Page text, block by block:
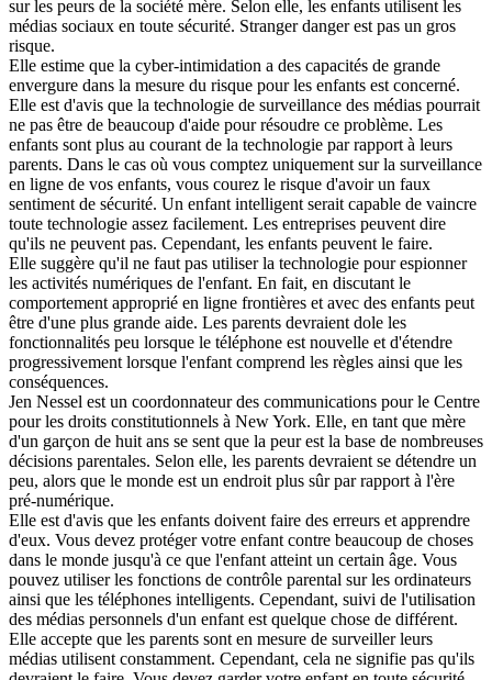
sur les peurs de la société mère. Selon elle, les enfants utilisent les
médias sociaux en toute sécurité. Stranger danger est pas un gros
risque.
Elle estime que la cyber-intimidation a des capacités de grande
envergure dans la mesure du risque pour les enfants est concerné.
Elle est d'avis que la technologie de surveillance des médias pourrait
ne pas être de beaucoup d'aide pour résoudre ce problème. Les
enfants sont plus au courant de la technologie par rapport à leurs
parents. Dans le cas où vous comptez uniquement sur la surveillance
en ligne de vos enfants, vous courez le risque d'avoir un faux
sentiment de sécurité. Un enfant intelligent serait capable de vaincre
toute technologie assez facilement. Les entreprises peuvent dire
qu'ils ne peuvent pas. Cependant, les enfants peuvent le faire.
Elle suggère qu'il ne faut pas utiliser la technologie pour espionner
les activités numériques de l'enfant. En fait, en discutant le
comportement approprié en ligne frontières et avec des enfants peut
être d'une plus grande aide. Les parents devraient dole les
fonctionnalités peu lorsque le téléphone est nouvelle et d'étendre
progressivement lorsque l'enfant comprend les règles ainsi que les
conséquences.
Jen Nessel est un coordonnateur des communications pour le Centre
pour les droits constitutionnels à New York. Elle, en tant que mère
d'un garçon de huit ans se sent que la peur est la base de nombreuses
décisions parentales. Selon elle, les parents devraient se détendre un
peu, alors que le monde est un endroit plus sûr par rapport à l'ère
pré-numérique.
Elle est d'avis que les enfants doivent faire des erreurs et apprendre
d'eux. Vous devez protéger votre enfant contre beaucoup de choses
dans le monde jusqu'à ce que l'enfant atteint un certain âge. Vous
pouvez utiliser les fonctions de contrôle parental sur les ordinateurs
ainsi que les téléphones intelligents. Cependant, suivi de l'utilisation
des médias personnels d'un enfant est quelque chose de différent.
Elle accepte que les parents sont en mesure de surveiller leurs
médias utilisent constamment. Cependant, cela ne signifie pas qu'ils